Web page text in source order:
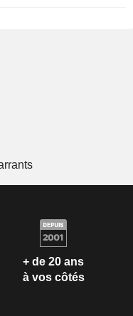
+ de 20 ans
à vos côtés